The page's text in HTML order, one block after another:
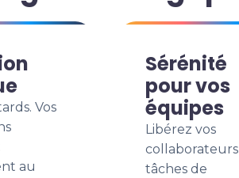
Vos
au
Sérénité
pour vos
équipes
Libérez vos
tâches de